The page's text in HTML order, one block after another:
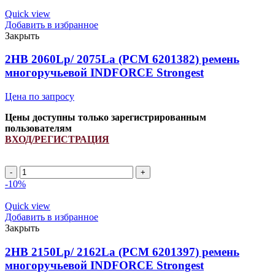
(PCM
6201430)
ремень
многоручьевой
INDFORCE
Unlimit
quantity
Quick view
Добавить в избранное
Закрыть
2HB 2060Lp/ 2075La (РСМ 6201382) ремень
многоручьевой INDFORCE Strongest
Цена по запросу
Цены доступны только зарегистрированным
пользователям
ВХОД/РЕГИСТРАЦИЯ
2HB
2060Lp/
(РСМ
6201382)
ремень
многоручьевой
INDFORCE
Strongest
quantity
-10%
Quick view
Добавить в избранное
Закрыть
2HB 2150Lp/ 2162La (PCM 6201397) ремень
многоручьевой INDFORCE Strongest